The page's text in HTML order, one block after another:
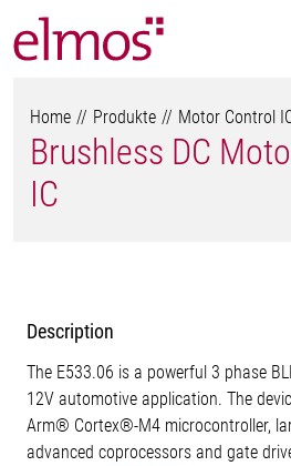
Home Produkte Motor Control
Brushless DC
IC
Description
The E533.06 is a powerful 3 phase
12V automotive application. The
Arm® Cortex®-M4 microcontroller,
advanced coprocessors and gate